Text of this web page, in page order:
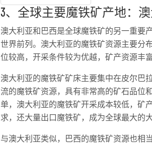
3、全球主要魔铁矿产地：
澳大利亚和巴西是全球魔铁矿的另一重要
世界前列。澳大利亚的魔铁矿资源主要分
位较高，开采条件较为优越，矿产资源丰富
澳大利亚的魔铁矿矿床主要集中在皮尔巴
流的魔铁矿资源，具有非常高的矿石品位
单，澳大利亚的魔铁矿开采成本较低，矿
求，还大量出口魔铁矿，成为全球最大的
与澳大利亚类似，巴西的魔铁矿资源也相